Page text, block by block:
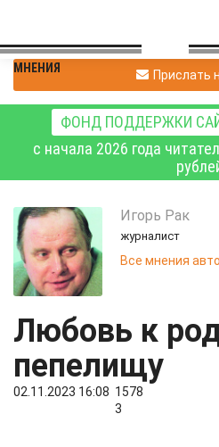
МНЕНИЯ Прислать
ФОНД ПОДДЕРЖКИ
с начала 2026 года
Игорь Рак
журналист
Все мнения
Любовь к
пепелищу
02.11.2023 16:08 1578
3